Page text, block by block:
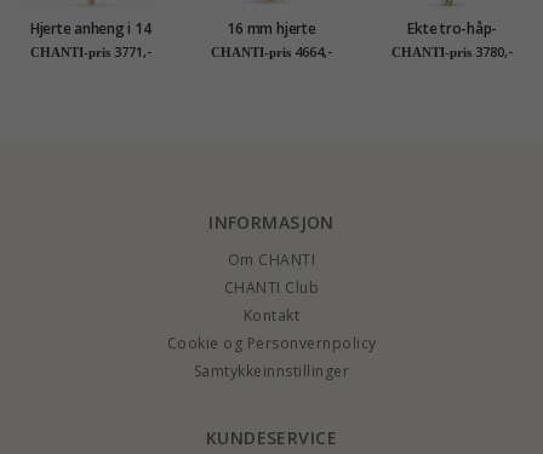
Hjerte anheng i 14
karat gull - Gold
CHANTI-pris 3771,-
16 mm hjerte
medaljong i 9 karat
CHANTI-pris 4664,-
Ekte tro-håp-
kjærlighet anheng i 9
CHANTI-pris 3780,-
INFORMASJON
Om CHANTI
CHANTI Club
Kontakt
Cookie og Personvernpolicy
Samtykkeinnstillinger
KUNDESERVICE